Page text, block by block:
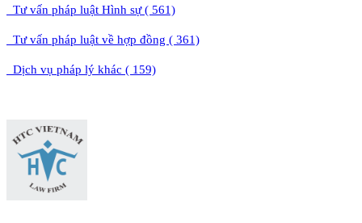
Tư vấn pháp luật Hình sự ( 561)
Tư vấn pháp luật về hợp đồng ( 361)
Dịch vụ pháp lý khác ( 159)